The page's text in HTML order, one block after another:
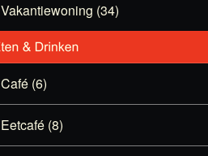
Vakantiewoning (34)
Café (6)
Eetcafé (8)